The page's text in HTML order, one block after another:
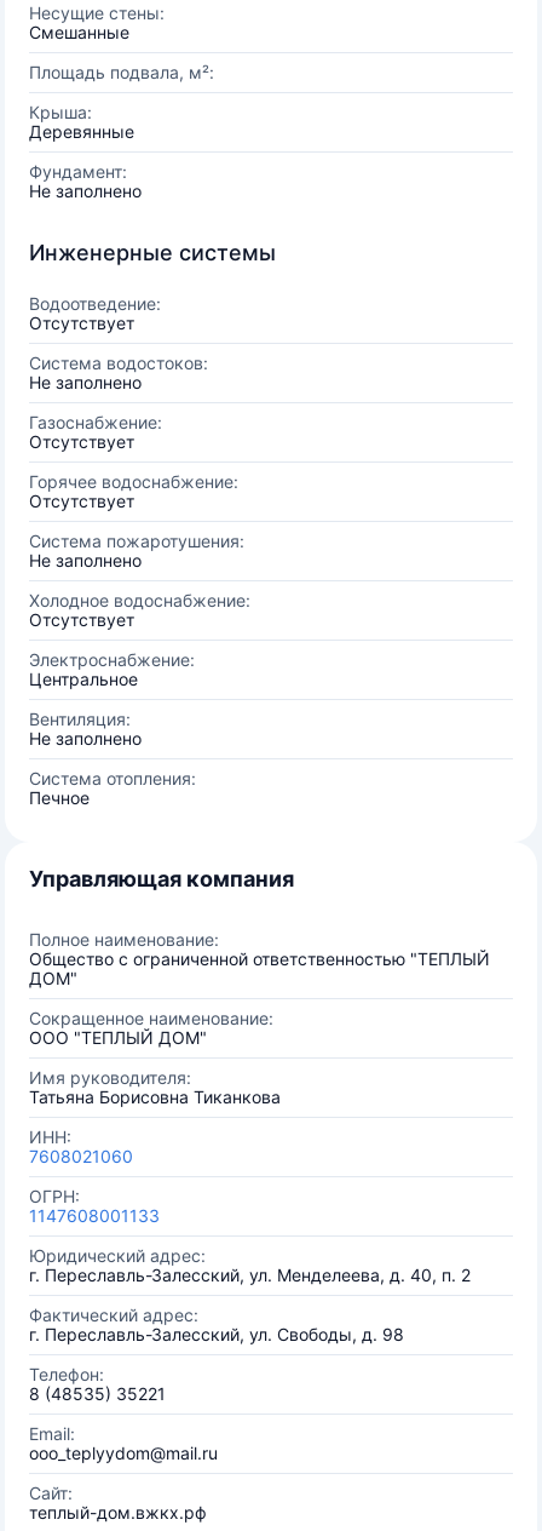
Несущие стены:
Смешанные
Площадь подвала, м²:
Крыша:
Деревянные
Фундамент:
Не заполнено
Инженерные системы
Водоотведение:
Отсутствует
Система водостоков:
Не заполнено
Газоснабжение:
Отсутствует
Горячее водоснабжение:
Отсутствует
Система пожаротушения:
Не заполнено
Холодное водоснабжение:
Отсутствует
Электроснабжение:
Центральное
Вентиляция:
Не заполнено
Система отопления:
Печное
Управляющая компания
Полное наименование:
Общество с ограниченной ответственностью "ТЕПЛЫЙ
ДОМ"
Сокращенное наименование:
ООО "ТЕПЛЫЙ ДОМ"
Имя руководителя:
Татьяна Борисовна Тиканкова
ИНН:
7608021060
ОГРН:
1147608001133
Юридический адрес:
г. Переславль-Залесский, ул. Менделеева, д. 40, п. 2
Фактический адрес:
г. Переславль-Залесский, ул. Свободы, д. 98
Телефон:
8 (48535) 35221
Email:
ooo_teplyydom@mail.ru
Сайт:
теплый-дом.вжкх.рф